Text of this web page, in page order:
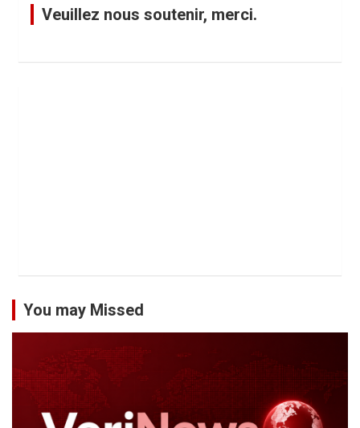
Veuillez nous soutenir, merci.
You may Missed